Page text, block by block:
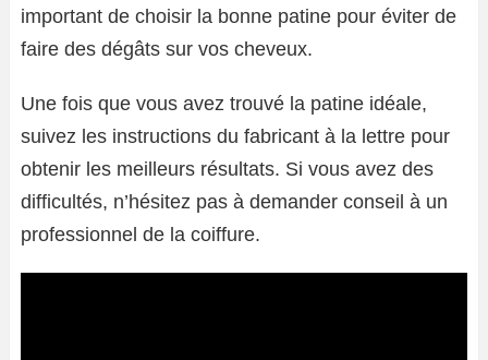
important de choisir la bonne patine pour éviter de
faire des dégâts sur vos cheveux.
Une fois que vous avez trouvé la patine idéale,
suivez les instructions du fabricant à la lettre pour
obtenir les meilleurs résultats. Si vous avez des
difficultés, n’hésitez pas à demander conseil à un
professionnel de la coiffure.